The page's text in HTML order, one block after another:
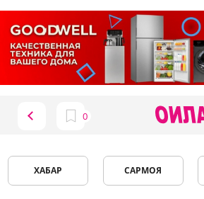
ХАБАР САРМОЯ